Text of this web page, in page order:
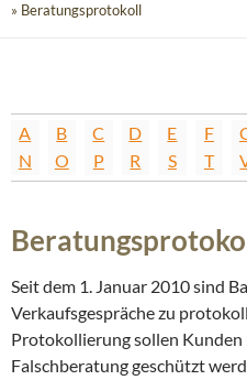
» Beratungsprotokoll
A B C D E F
N
O P R S T
Seit dem 1. Januar 2010 sind
Verkaufsgespräche zu
Protokollierung sollen Kunden
Falschberatung geschützt